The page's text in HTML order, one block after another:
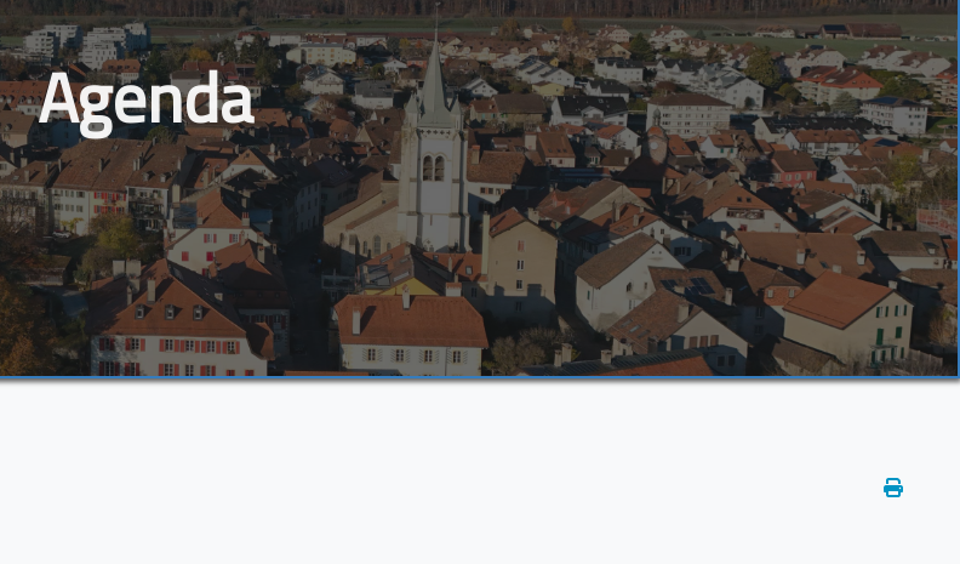
Agenda